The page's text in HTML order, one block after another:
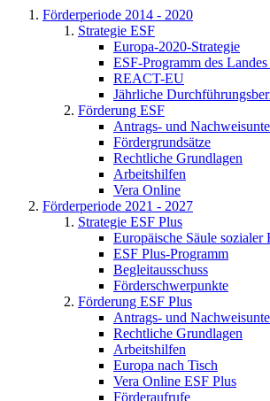
Förderperiode 2014 - 2020
Strategie ESF
Europa-2020-Strategie
ESF-Programm des
REACT-EU
Jährliche
Förderung ESF
Antrags- und
Fördergrundsätze
Rechtliche Grundlagen
Arbeitshilfen
Vera Online
Förderperiode 2021 - 2027
Strategie ESF Plus
Europäische Säule sozialer
ESF Plus-Programm
Begleitausschuss
Förderschwerpunkte
Förderung ESF Plus
Antrags- und
Rechtliche Grundlagen
Arbeitshilfen
Europa nach Tisch
Vera Online ESF Plus
Förderaufrufe